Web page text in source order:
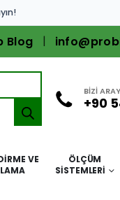
Blog
BİZİ
+90
VE
ÖLÇÜM
SISTEMLERI